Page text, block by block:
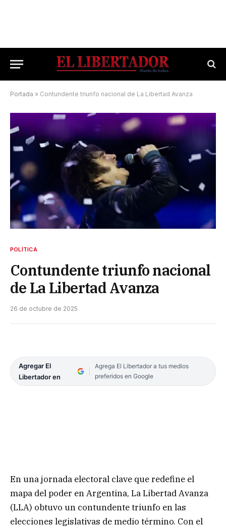
Portada » Contundente triunfo nacional de La Libertad Avanza
POLÍTICA
Contundente triunfo nacional
de La Libertad Avanza
26 de octubre de 2025
Agregar El
Libertador en
Agrega El Libertador a tus medios
preferidos en Google
En una jornada electoral clave que redefine el
mapa del poder en Argentina, La Libertad Avanza
(LLA) obtuvo un contundente triunfo en las
elecciones legislativas de medio término. Con el